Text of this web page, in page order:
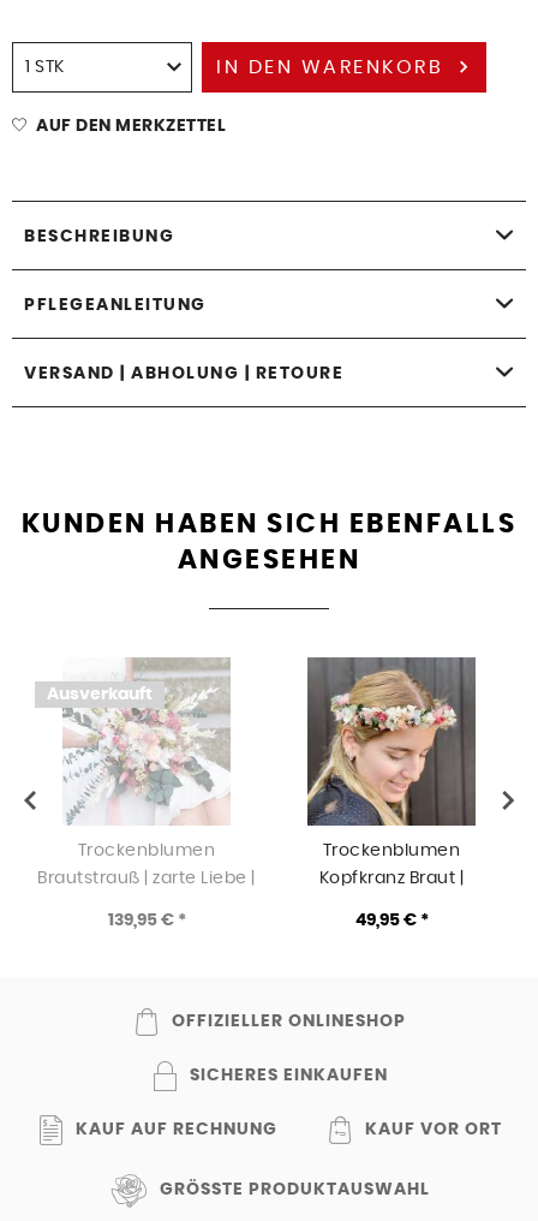
IN DEN WARENKORB
AUF DEN MERKZETTEL
BESCHREIBUNG
PFLEGEANLEITUNG
VERSAND | ABHOLUNG | RETOURE
KUNDEN HABEN SICH EBENFALLS
ANGESEHEN
Ausverkauft
Trockenblumen
Brautstrauß | zarte Liebe |
139,95 € *
Trockenblumen
Kopfkranz Braut |
weiss-rosa-pink-grün
49,95 € *
OFFIZIELLER ONLINESHOP
SICHERES EINKAUFEN
KAUF AUF RECHNUNG KAUF VOR ORT
GRÖSSTE PRODUKTAUSWAHL